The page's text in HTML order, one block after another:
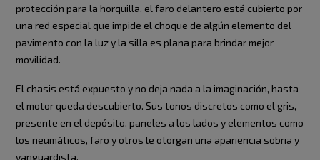
protección para la horquilla, el faro delantero está cubierto por
una red especial que impide el choque de algún elemento del
pavimento con la luz y la silla es plana para brindar mejor
movilidad.
El chasis está expuesto y no deja nada a la imaginación, hasta
el motor queda descubierto. Sus tonos discretos como el gris,
presente en el depósito, paneles a los lados y elementos como
los neumáticos, faro y otros le otorgan una apariencia sobria y
vanguardista.